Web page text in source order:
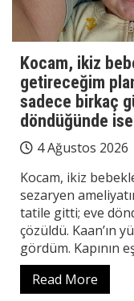
Kocam, ikiz
getireceğim
sadece birkaç
döndüğünde
4 Ağustos 2026
Kocam, ikiz
sezaryen
tatile gitti; eve
çözüldü. Kaan’ın
gördüm. Kapının
Read More